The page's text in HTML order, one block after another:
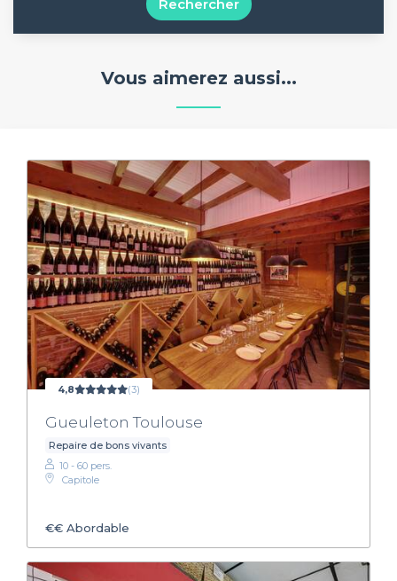
Rechercher
Vous aimerez aussi...
4,8 (3)
Gueuleton Toulouse
Repaire de bons vivants
10 - 60 pers.
Capitole
€€ Abordable